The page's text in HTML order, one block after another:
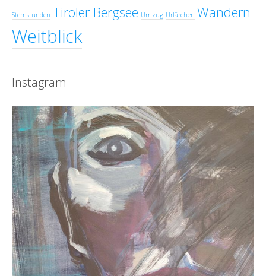
Sternstunden Tiroler Bergsee Umzug Urlärchen Wandern
Weitblick
Instagram